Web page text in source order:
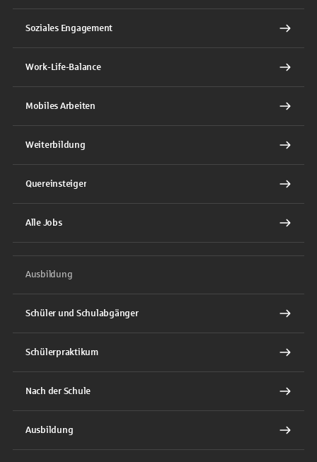
Soziales Engagement
Work-Life-Balance
Mobiles Arbeiten
Weiterbildung
Quereinsteiger
Alle Jobs
Ausbildung
Schüler und Schulabgänger
Schülerpraktikum
Nach der Schule
Ausbildung